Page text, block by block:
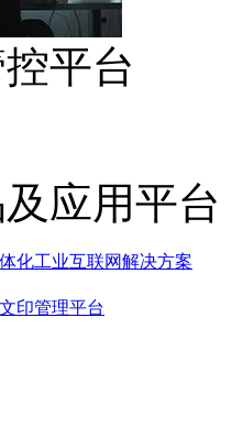
平台
应用平台
化工业互联网解决方案
印管理平台